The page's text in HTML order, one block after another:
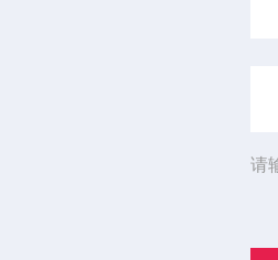
请